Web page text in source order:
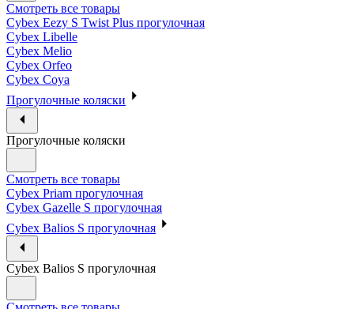
Смотреть все товары
Cybex Eezy S Twist Plus прогулочная
Cybex Libelle
Cybex Melio
Cybex Orfeo
Cybex Coya
Прогулочные коляски
Прогулочные коляски
Смотреть все товары
Cybex Priam прогулочная
Cybex Gazelle S прогулочная
Cybex Balios S прогулочная
Cybex Balios S прогулочная